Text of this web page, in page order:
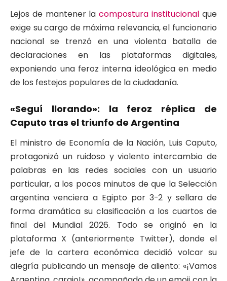
Lejos de mantener lacompostura institucional que
exige su cargo de máxima relevancia, el funcionario
nacional se trenzó en una violenta batalla de
declaraciones en las plataformas digitales,
exponiendo una feroz interna ideológica en medio
de los festejos populares de la ciudadanía.
«Seguí llorando»: la feroz réplica de
Caputo tras el triunfo de Argentina
El ministro de Economía de la Nación, Luis Caputo,
protagonizó un ruidoso y violento intercambio de
palabras en las redes sociales con un usuario
particular, a los pocos minutos de que la Selección
argentina venciera a Egipto por 3-2 y sellara de
forma dramática su clasificación a los cuartos de
final del Mundial 2026. Todo se originó en la
plataforma X (anteriormente Twitter), donde el
jefe de la cartera económica decidió volcar su
alegría publicando un mensaje de aliento: «¡Vamos